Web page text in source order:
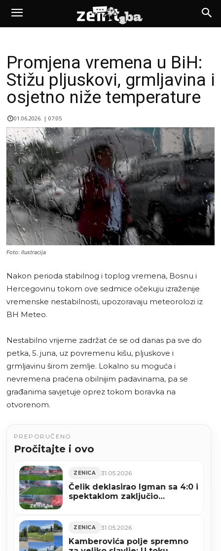
Promjena vremena u BiH:
Stižu pljuskovi, grmljavina i
osjetno niže temperature
01.06.2026. | 07:05
Foto: Ilustracija
Nakon perioda stabilnog i toplog vremena, Bosnu i
Hercegovinu tokom ove sedmice očekuju izraženije
vremenske nestabilnosti, upozoravaju meteorolozi iz
BH Meteo.
Nestabilno vrijeme zadržat će se od danas pa sve do
petka, 5. juna, uz povremenu kišu, pljuskove i
grmljavinu širom zemlje. Lokalno su moguća i
nevremena praćena obilnijim padavinama, pa se
građanima savjetuje oprez tokom boravka na
otvorenom.
PREPORUČENO
Pročitajte i ovo
ZENICA 31.05.2026
Čelik deklasirao Igman sa 4:0 i
spektaklom zaključio
ZENICA 31.05.2026
Kamberovića polje spremno